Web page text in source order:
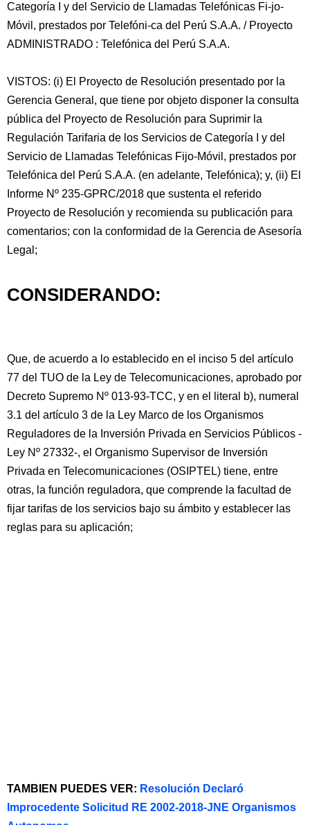
Categoría I y del Servicio de Llamadas Telefónicas Fi-jo-
Móvil, prestados por Telefóni-ca del Perú S.A.A. / Proyecto
ADMINISTRADO : Telefónica del Perú S.A.A.
VISTOS: (i) El Proyecto de Resolución presentado por la
Gerencia General, que tiene por objeto disponer la consulta
pública del Proyecto de Resolución para Suprimir la
Regulación Tarifaria de los Servicios de Categoría I y del
Servicio de Llamadas Telefónicas Fijo-Móvil, prestados por
Telefónica del Perú S.A.A. (en adelante, Telefónica); y, (ii) El
Informe Nº 235-GPRC/2018 que sustenta el referido
Proyecto de Resolución y recomienda su publicación para
comentarios; con la conformidad de la Gerencia de Asesoría
Legal;
CONSIDERANDO:
Que, de acuerdo a lo establecido en el inciso 5 del artículo
77 del TUO de la Ley de Telecomunicaciones, aprobado por
Decreto Supremo Nº 013-93-TCC, y en el literal b), numeral
3.1 del artículo 3 de la Ley Marco de los Organismos
Reguladores de la Inversión Privada en Servicios Públicos -
Ley Nº 27332-, el Organismo Supervisor de Inversión
Privada en Telecomunicaciones (OSIPTEL) tiene, entre
otras, la función reguladora, que comprende la facultad de
fijar tarifas de los servicios bajo su ámbito y establecer las
reglas para su aplicación;
TAMBIEN PUEDES VER: Resolución Declaró
Improcedente Solicitud RE 2002-2018-JNE Organismos